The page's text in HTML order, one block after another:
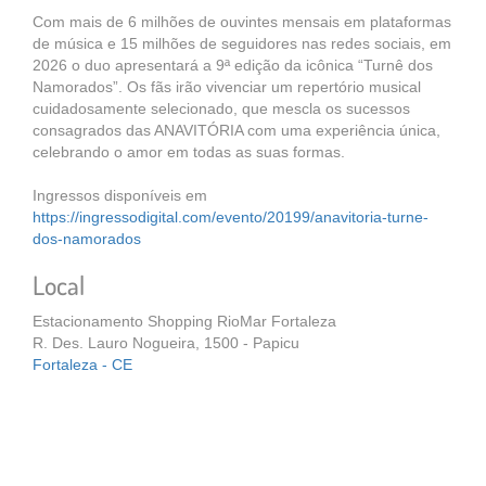
Com mais de 6 milhões de ouvintes mensais em plataformas
de música e 15 milhões de seguidores nas redes sociais, em
2026 o duo apresentará a 9ª edição da icônica “Turnê dos
Namorados”. Os fãs irão vivenciar um repertório musical
cuidadosamente selecionado, que mescla os sucessos
consagrados das ANAVITÓRIA com uma experiência única,
celebrando o amor em todas as suas formas.
Ingressos disponíveis em
https://ingressodigital.com/evento/20199/anavitoria-turne-
dos-namorados
Local
Estacionamento Shopping RioMar Fortaleza
R. Des. Lauro Nogueira, 1500 - Papicu
Fortaleza - CE